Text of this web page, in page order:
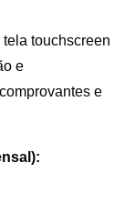
touchscreen
e
e